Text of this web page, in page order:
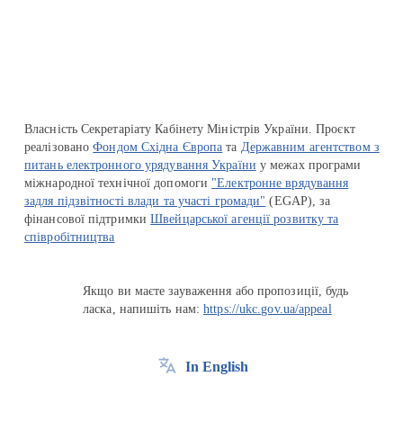
Власність Секретаріату Кабінету Міністрів України. Проєкт
реалізованоФондом Східна Європа та Державним агентством з
питань електронного урядування України у межах програми
міжнародної технічної допомоги "Електронне врядування
задля підзвітності влади та участі громади" (EGAP), за
фінансової підтримкиШвейцарської агенції розвитку та
співробітництва
Якщо ви маєте зауваження або пропозиції, будь
ласка, напишіть нам:https://ukc.gov.ua/appeal
In English